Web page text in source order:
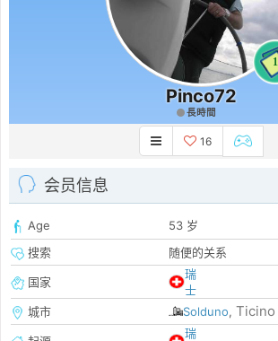
1
Pinco72
長時間
16
会员信息
Age
53 岁
搜索
随便的关系
国家
瑞
士
城市
Solduno, Ticino
瑞